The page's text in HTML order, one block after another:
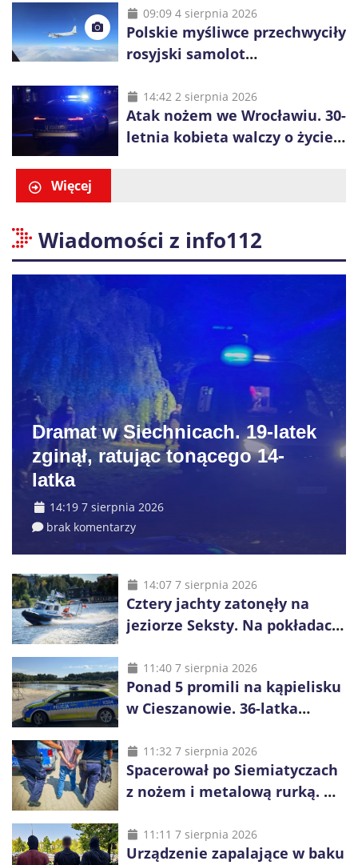
09:09 4 sierpnia 2026
Polskie myśliwce przechwyciły
rosyjski samolot
14:42 2 sierpnia 2026
Atak nożem we Wrocławiu. 30-
letnia kobieta walczy o życie,
Więcej
Wiadomości z info112
Dramat w Siechnicach. 19-latek
zginął, ratując tonącego 14-
latka
14:19 7 sierpnia 2026
brak komentarzy
14:07 7 sierpnia 2026
Cztery jachty zatonęły na
jeziorze Seksty. Na pokładach
małoletnich
11:40 7 sierpnia 2026
Ponad 5 promili na kąpielisku
w Cieszanowie. 36-latka
z wody
11:32 7 sierpnia 2026
Spacerował po Siemiatyczach
z nożem i metalową rurką. W
alkohol i perfumy
11:11 7 sierpnia 2026
Urządzenie zapalające w baku